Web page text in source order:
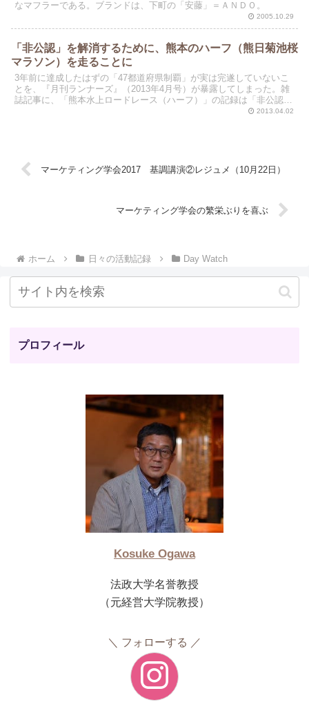
なマフラーである。ブランドは、下町の「安藤」＝ＡＮＤＯ。
2005.10.29
「非公認」を解消するために、熊本のハーフ（熊日菊池桜
マラソン）を走ることに
3年前に達成したはずの「47都道府県制覇」が実は完遂していないこ
とを、『月刊ランナーズ』（2013年4月号）が暴露してしまった。雑
誌記事に、「熊本水上ロードレース（ハーフ）」の記録は「非公認」
2013.04.02
マーケティング学会2017 基調講演②レジュメ（10月22日）
マーケティング学会の繁栄ぶりを喜ぶ
ホーム 日々の活動記録 Day Watch
プロフィール
Kosuke Ogawa
法政大学名誉教授
（元経営大学院教授）
フォローする